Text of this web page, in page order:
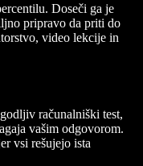
Doseči ga je
pripravo da priti do
video lekcije in
računalniški test,
vašim odgovorom.
vsi rešujejo ista